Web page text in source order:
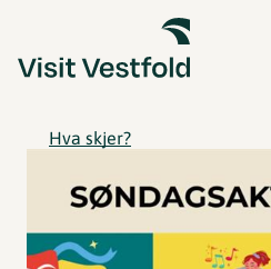
Hva skjer?